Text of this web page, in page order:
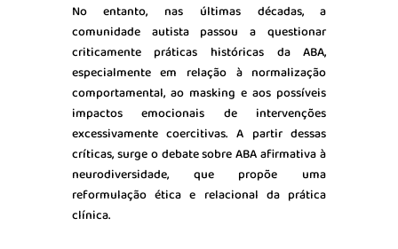
No entanto, nas últimas décadas, a
comunidade autista passou a questionar
criticamente práticas históricas da ABA,
especialmente em relação à normalização
comportamental, ao masking e aos possíveis
impactos emocionais de intervenções
excessivamente coercitivas. A partir dessas
críticas, surge o debate sobre ABA afirmativa à
neurodiversidade, que propõe uma
reformulação ética e relacional da prática
clínica.